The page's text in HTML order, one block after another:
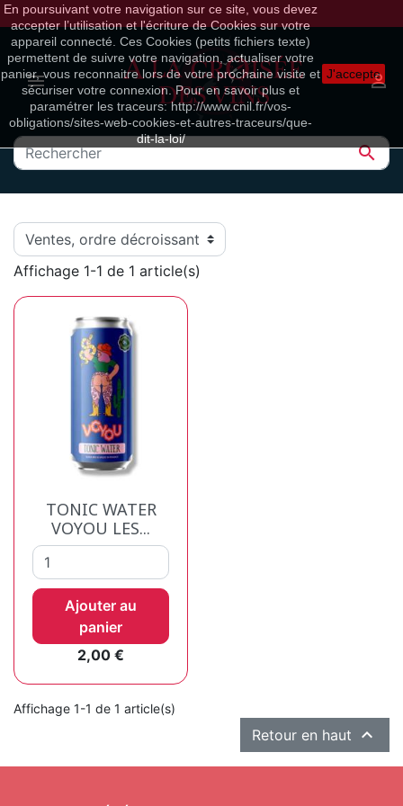



Affichage 1-1 de 1 article(s)
TONIC WATER
VOYOU LES...
Ajouter au
panier
Prix
2,00 €
Affichage 1-1 de 1 article(s)
Retour en haut 
En poursuivant votre navigation sur ce site, vous devez
accepter l’utilisation et l'écriture de Cookies sur votre
appareil connecté. Ces Cookies (petits fichiers texte)
permettent de suivre votre navigation, actualiser votre
panier, vous reconnaitre lors de votre prochaine visite et
sécuriser votre connexion. Pour en savoir plus et
paramétrer les traceurs: http://www.cnil.fr/vos-
obligations/sites-web-cookies-et-autres-traceurs/que-
dit-la-loi/
J'accepte